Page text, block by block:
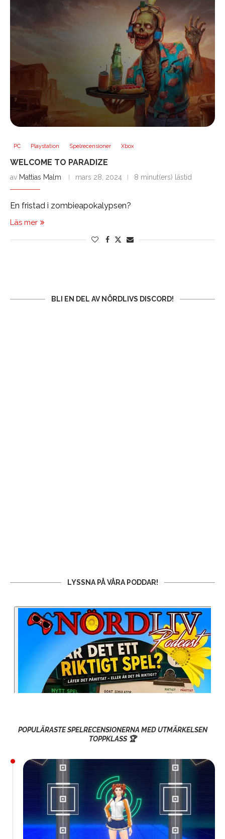
PC Playstation Spelrecensioner Xbox
WELCOME TO PARADIZE
av Mattias Malm mars 28, 2024 8 minut(ers) lästid
En fristad i zombieapokalypsen?
Läs mer
BLI EN DEL AV NÖRDLIVS DISCORD!
LYSSNA PÅ VÅRA PODDAR!
POPULÄRASTE SPELRECENSIONERNA MED UTMÄRKELSEN
TOPPKLASS 🏆